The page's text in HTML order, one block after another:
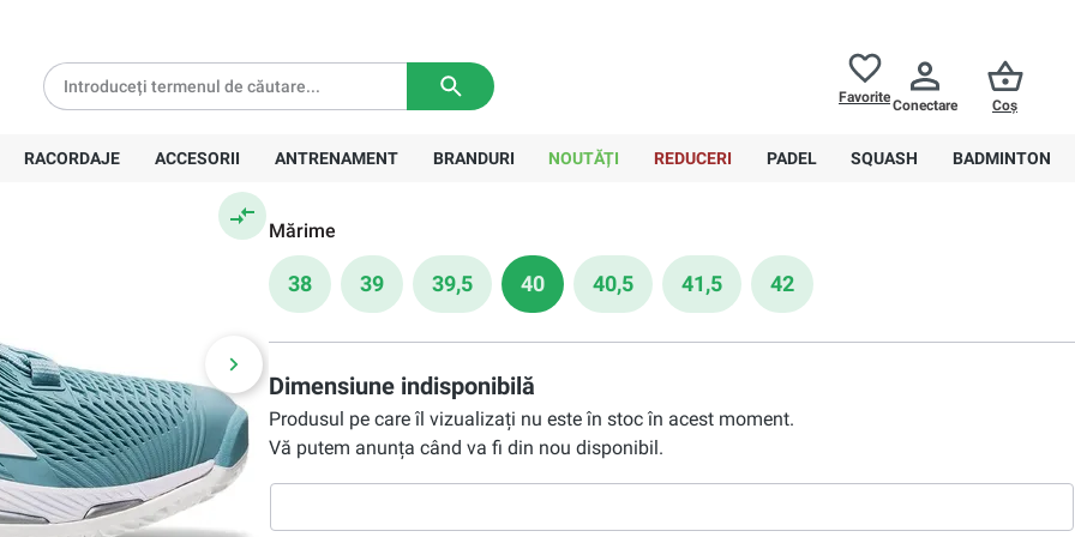
FavoriteConectare Coș
RACORDAJE ACCESORII ANTRENAMENT BRANDURI NOUTĂȚI REDUCERI PADEL SQUASH BADMINTON
Mărime
38 39 39,5 40 40,5 41,5 42
Dimensiune indisponibilă
Produsul pe care îl vizualizați nu este în stoc în acest moment.
Vă putem anunța când va fi din nou disponibil.